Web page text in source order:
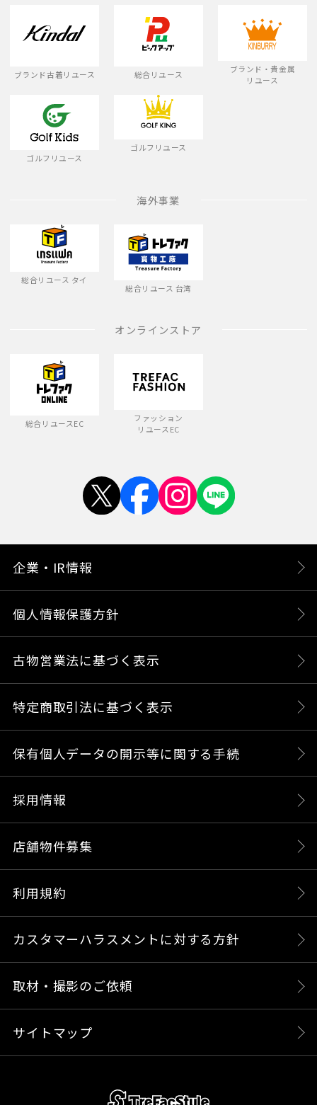
ブランド古着リユース 総合リユース
ブランド・貴金属
リユース
ゴルフリユース
ゴルフリユース
海外事業
総合リユース タイ
総合リユース 台湾
オンラインストア
総合リユースEC
ファッション
リユースEC
企業・IR情報
個人情報保護方針
古物営業法に基づく表示
特定商取引法に基づく表示
保有個人データの開示等に関する手続
採用情報
店舗物件募集
利用規約
カスタマーハラスメントに対する方針
取材・撮影のご依頼
サイトマップ